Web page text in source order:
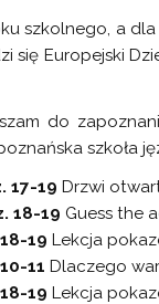
szkolnego, a
się Europejski
do
szkoła
17-19 Drzwi
18-19 Guess the
19 Lekcja
11 Dlaczego
19 Lekcja